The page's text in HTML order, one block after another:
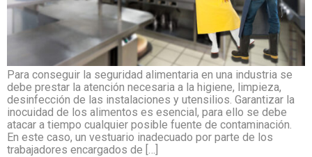
Para conseguir la seguridad alimentaria en una industria se
debe prestar la atención necesaria a la higiene, limpieza,
desinfección de las instalaciones y utensilios. Garantizar la
inocuidad de los alimentos es esencial, para ello se debe
atacar a tiempo cualquier posible fuente de contaminación.
En este caso, un vestuario inadecuado por parte de los
trabajadores encargados de […]